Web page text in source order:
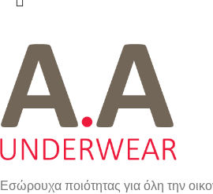
Εσώρουχα ποιότητας για όλη την